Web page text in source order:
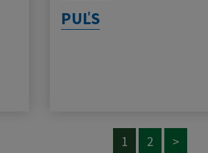
PUĽS
1 2 >